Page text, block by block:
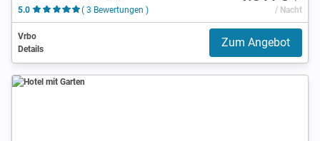
5.0
( 3 Bewertungen ) / Nacht
Vrbo
Details
Zum Angebot